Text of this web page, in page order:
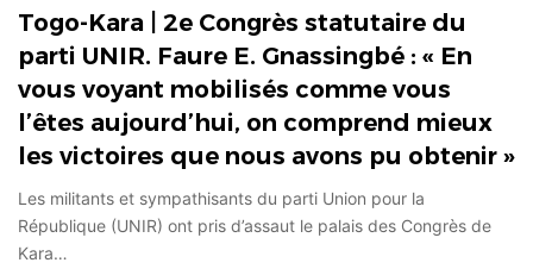
Togo-Kara | 2e Congrès statutaire du
parti UNIR. Faure E. Gnassingbé : « En
vous voyant mobilisés comme vous
l’êtes aujourd’hui, on comprend mieux
les victoires que nous avons pu obtenir »
Les militants et sympathisants du parti Union pour la
République (UNIR) ont pris d’assaut le palais des Congrès de
Kara…